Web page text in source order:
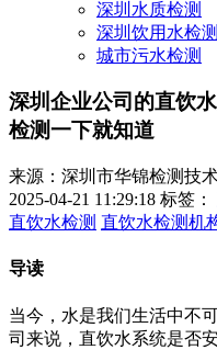
深圳水质检测
深圳饮用水检测
城市污水检测
深圳企业公司的直饮
检测一下就知道
来源：深圳市华锦检测技
2025-04-21 11:29:18 标签：
直饮水检测 直饮水检测机
导读
当今，水是我们生活中不
司来说，直饮水系统是否